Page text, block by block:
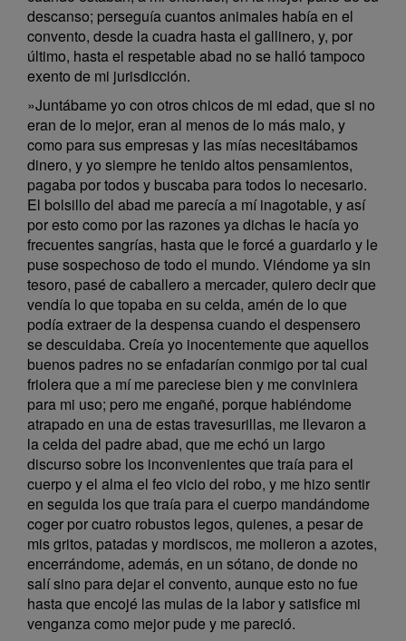
descanso; perseguía cuantos animales había en el
convento, desde la cuadra hasta el gallinero, y, por
último, hasta el respetable abad no se halló tampoco
exento de mi jurisdicción.
»Juntábame yo con otros chicos de mi edad, que si no
eran de lo mejor, eran al menos de lo más malo, y
como para sus empresas y las mías necesitábamos
dinero, y yo siempre he tenido altos pensamientos,
pagaba por todos y buscaba para todos lo necesario.
El bolsillo del abad me parecía a mí inagotable, y así
por esto como por las razones ya dichas le hacía yo
frecuentes sangrías, hasta que le forcé a guardarlo y le
puse sospechoso de todo el mundo. Viéndome ya sin
tesoro, pasé de caballero a mercader, quiero decir que
vendía lo que topaba en su celda, amén de lo que
podía extraer de la despensa cuando el despensero
se descuidaba. Creía yo inocentemente que aquellos
buenos padres no se enfadarían conmigo por tal cual
friolera que a mí me pareciese bien y me conviniera
para mi uso; pero me engañé, porque habiéndome
atrapado en una de estas travesurillas, me llevaron a
la celda del padre abad, que me echó un largo
discurso sobre los inconvenientes que traía para el
cuerpo y el alma el feo vicio del robo, y me hizo sentir
en seguida los que traía para el cuerpo mandándome
coger por cuatro robustos legos, quienes, a pesar de
mis gritos, patadas y mordiscos, me molieron a azotes,
encerrándome, además, en un sótano, de donde no
salí sino para dejar el convento, aunque esto no fue
hasta que encojé las mulas de la labor y satisfice mi
venganza como mejor pude y me pareció.